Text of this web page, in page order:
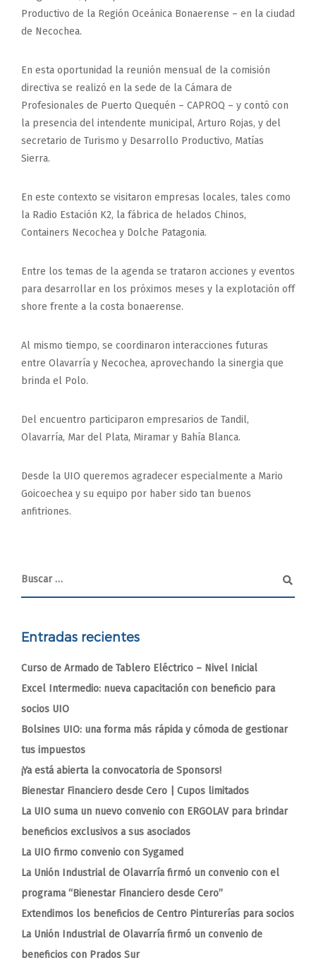
Productivo de la Región Oceánica Bonaerense – en la ciudad
de Necochea.
En esta oportunidad la reunión mensual de la comisión
directiva se realizó en la sede de la Cámara de
Profesionales de Puerto Quequén – CAPROQ – y contó con
la presencia del intendente municipal, Arturo Rojas, y del
secretario de Turismo y Desarrollo Productivo, Matías
Sierra.
En este contexto se visitaron empresas locales, tales como
la Radio Estación K2, la fábrica de helados Chinos,
Containers Necochea y Dolche Patagonia.
Entre los temas de la agenda se trataron acciones y eventos
para desarrollar en los próximos meses y la explotación off
shore frente a la costa bonaerense.
Al mismo tiempo, se coordinaron interacciones futuras
entre Olavarría y Necochea, aprovechando la sinergia que
brinda el Polo.
Del encuentro participaron empresarios de Tandil,
Olavarría, Mar del Plata, Miramar y Bahía Blanca.
Desde la UIO queremos agradecer especialmente a Mario
Goicoechea y su equipo por haber sido tan buenos
anfitriones.
Entradas recientes
Curso de Armado de Tablero Eléctrico – Nivel Inicial
Excel Intermedio: nueva capacitación con beneficio para
socios UIO
Bolsines UIO: una forma más rápida y cómoda de gestionar
tus impuestos
¡Ya está abierta la convocatoria de Sponsors!
Bienestar Financiero desde Cero | Cupos limitados
La UIO suma un nuevo convenio con ERGOLAV para brindar
beneficios exclusivos a sus asociados
La UIO firmo convenio con Sygamed
La Unión Industrial de Olavarría firmó un convenio con el
programa “Bienestar Financiero desde Cero”
Extendimos los beneficios de Centro Pinturerías para socios
La Unión Industrial de Olavarría firmó un convenio de
beneficios con Prados Sur